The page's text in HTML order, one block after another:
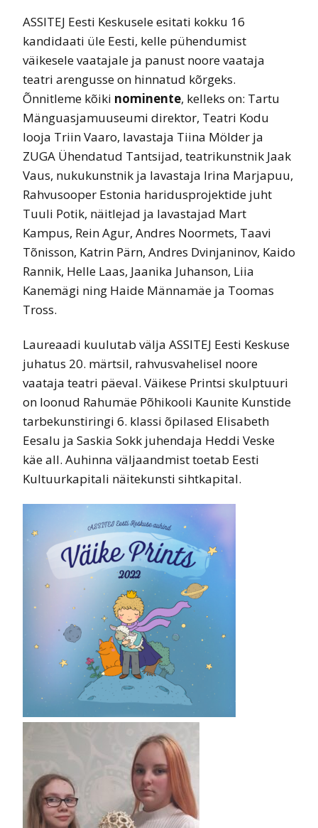
ASSITEJ Eesti Keskusele esitati kokku 16
kandidaati üle Eesti, kelle pühendumist
väikesele vaatajale ja panust noore vaataja
teatri arengusse on hinnatud kõrgeks.
Õnnitleme kõiki nominente, kelleks on: Tartu
Mänguasjamuuseumi direktor, Teatri Kodu
looja Triin Vaaro, lavastaja Tiina Mölder ja
ZUGA Ühendatud Tantsijad, teatrikunstnik Jaak
Vaus, nukukunstnik ja lavastaja Irina Marjapuu,
Rahvusooper Estonia haridusprojektide juht
Tuuli Potik, näitlejad ja lavastajad Mart
Kampus, Rein Agur, Andres Noormets, Taavi
Tõnisson, Katrin Pärn, Andres Dvinjaninov, Kaido
Rannik, Helle Laas, Jaanika Juhanson, Liia
Kanemägi ning Haide Männamäe ja Toomas
Tross.
Laureaadi kuulutab välja ASSITEJ Eesti Keskuse
juhatus 20. märtsil, rahvusvahelisel noore
vaataja teatri päeval. Väikese Printsi skulptuuri
on loonud Rahumäe Põhikooli Kaunite Kunstide
tarbekunstiringi 6. klassi õpilased Elisabeth
Eesalu ja Saskia Sokk juhendaja Heddi Veske
käe all. Auhinna väljaandmist toetab Eesti
Kultuurkapitali näitekunsti sihtkapital.